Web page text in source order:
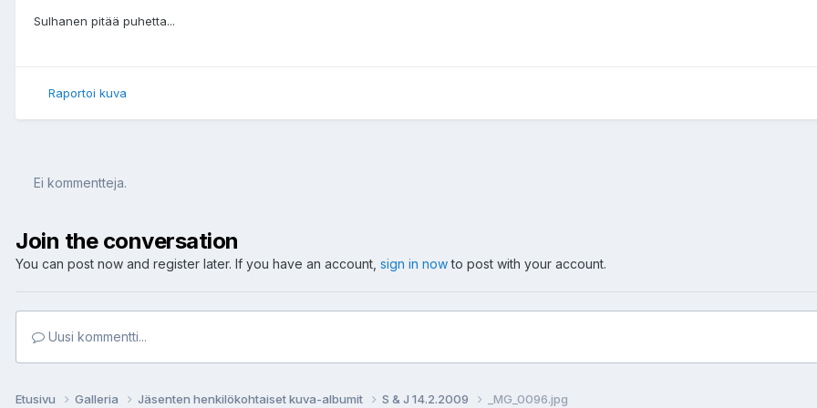
Sulhanen pitää puhetta...
Raportoi kuva
Ei kommentteja.
Join the conversation
You can post now and register later. If you have an account, sign in nowto post with your account.
Uusi kommentti...
Etusivu Galleria Jäsenten henkilökohtaiset kuva-albumit S & J 14.2.2009 _MG_0096.jpg